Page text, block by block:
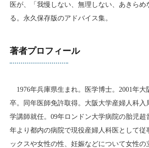
医が、「我慢しない、無理しない、あきらめ
る。永久保存版のアドバイス集。
著者プロフィール
1976年兵庫県生まれ。医学博士。2001年大
卒。同年医師免許取得。大阪大学産婦人科入
学講師就任。09年ロンドン大学病院の胎児超
年より都内の病院で現役産婦人科医として従
ックスや女性の性、妊娠などについて女性の